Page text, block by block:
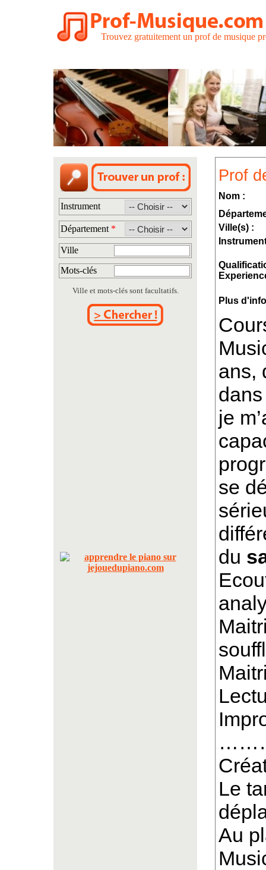
Trouvez gratuitement un prof de musique
Instrument
Département *
Ville
Mots-clés
Ville et mots-clés sont facultatifs.
Prof
Nom :
Ville(s) :
Plus
ans,
je
se
du
Le
Au